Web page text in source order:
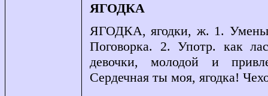
ЯГОДКА
ЯГОДКА, ягодки, ж. 1.
Поговорка. 2. Употр. как
девочки, молодой и
Сердечная ты моя, ягодка!